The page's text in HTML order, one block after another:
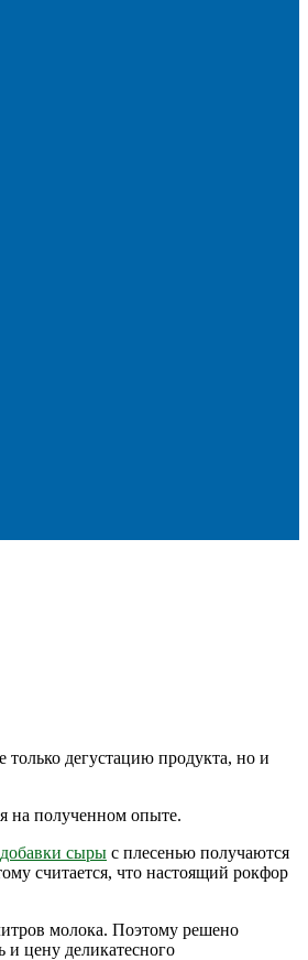
дегустацию продукта, но и
на полученном опыте.
сыры с плесенью получаются
считается, что настоящий рокфор
молока. Поэтому решено
и цену деликатесного